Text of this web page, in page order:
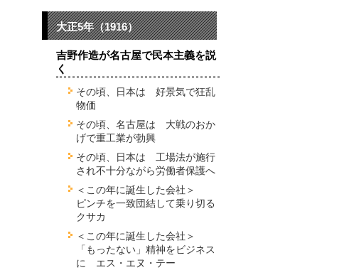
大正5年（1916）
吉野作造が名古屋で民本主義を説
く
その頃、日本は 好景気で狂乱
物価
その頃、名古屋は 大戦のおか
げで重工業が勃興
その頃、日本は 工場法が施行
され不十分ながら労働者保護へ
＜この年に誕生した会社＞
ピンチを一致団結して乗り切る
クサカ
＜この年に誕生した会社＞
「もったない」精神をビジネス
に エス・エヌ・テー